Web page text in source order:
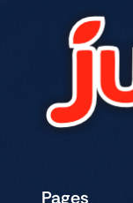
Pages